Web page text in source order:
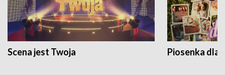
Scena jest Twoja Piosenka dla